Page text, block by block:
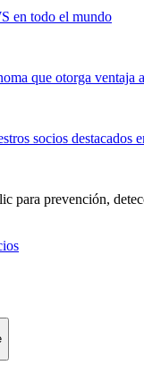
en todo el mundo
que otorga ventaja
socios destacados
para prevención,